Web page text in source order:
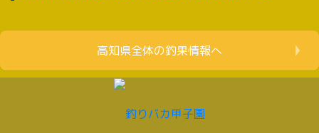
高知県全体の釣果情報へ